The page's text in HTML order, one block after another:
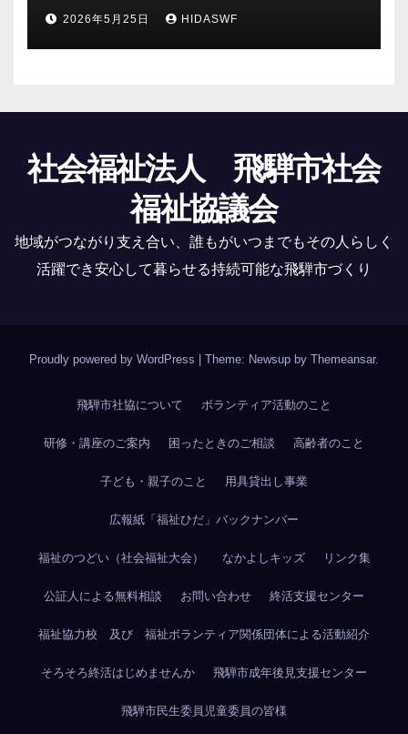
2026年5月25日 HIDASWF
社会福祉法人 飛騨市社会
福祉協議会
地域がつながり支え合い、誰もがいつまでもその人らしく
活躍でき安心して暮らせる持続可能な飛騨市づくり
Proudly powered by WordPress | Theme: Newsup by Themeansar.
飛騨市社協について ボランティア活動のこと
研修・講座のご案内 困ったときのご相談 高齢者のこと
子ども・親子のこと 用具貸出し事業
広報紙「福祉ひだ」バックナンバー
福祉のつどい（社会福祉大会） なかよしキッズ リンク集
公証人による無料相談 お問い合わせ 終活支援センター
福祉協力校 及び 福祉ボランティア関係団体による活動紹介
そろそろ終活はじめませんか 飛騨市成年後見支援センター
飛騨市民生委員児童委員の皆様